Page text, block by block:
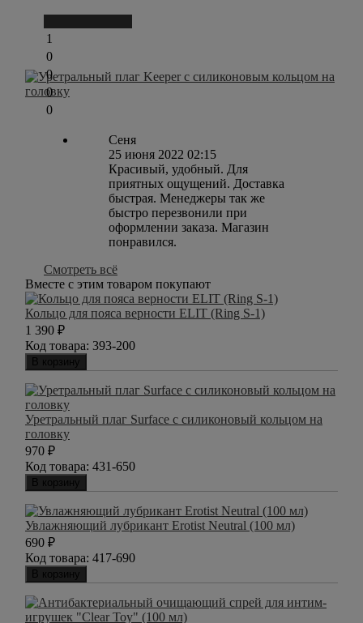
1
0
0
0
0
Сеня
25 июня 2022 02:15
Красивый, удобный. Для
приятных ощущений. Доставка
быстрая. Менеджеры так же
быстро перезвонили при
оформлении заказа. Магазин
понравился.
Смотреть всё
Вместе с этим товаром покупают
Кольцо для пояса верности ELIT (Ring S-1)
1 390 ₽
Код товара: 393-200
В корзину
Уретральный плаг Surface с силиконовый кольцом на
головку
970 ₽
Код товара: 431-650
В корзину
Увлажняющий лубрикант Erotist Neutral (100 мл)
690 ₽
Код товара: 417-690
В корзину